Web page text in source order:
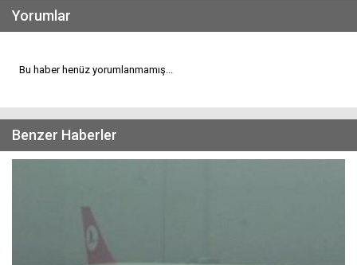
Yorumlar
Bu haber henüz yorumlanmamış...
Benzer Haberler